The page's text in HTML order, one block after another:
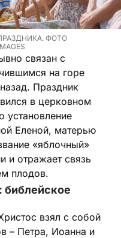
ФОТО
связан с
на горе
Праздник
в церковном
установление
Еленой, матерью
«яблочный»
и отражает связь
плодов.
библейское
взял с собой
– Петра, Иоанна и